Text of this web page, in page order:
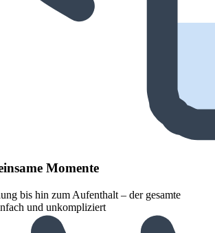
Momente
bis hin zum Aufenthalt – der gesamte
und unkompliziert